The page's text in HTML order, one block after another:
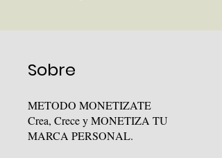
Sobre
METODO MONETIZATE
Crea, Crece y MONETIZA TU
MARCA PERSONAL.